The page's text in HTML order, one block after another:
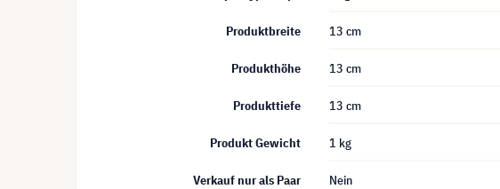
Produktbreite 13 cm
Produkthöhe 13 cm
Produkttiefe 13 cm
Produkt Gewicht 1 kg
Verkauf nur als Paar Nein